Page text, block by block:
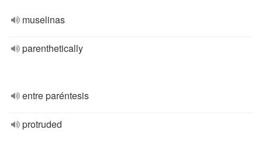
muselinas
parenthetically
entre paréntesis
protruded